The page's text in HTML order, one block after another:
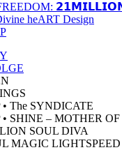
heART Design
• The SYNDICATE
• SHINE – MOTHER
SOUL DIVA
MAGIC LIGHTSPEED